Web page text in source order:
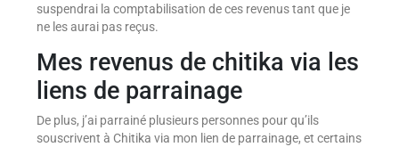
suspendrai la comptabilisation de ces revenus tant que je
ne les aurai pas reçus.
Mes revenus de chitika via les
liens de parrainage
De plus, j’ai parrainé plusieurs personnes pour qu’ils
souscrivent à Chitika via mon lien de parrainage, et certains